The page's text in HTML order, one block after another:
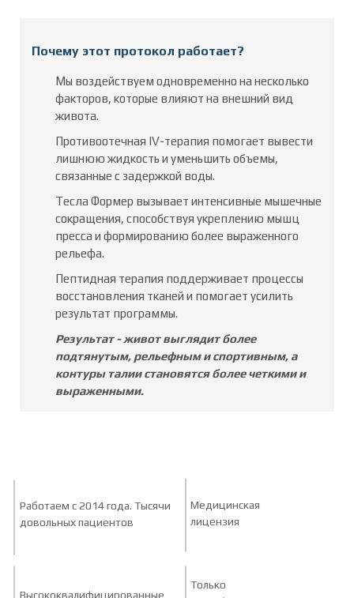
Почему этот протокол работает?
Мы воздействуем одновременно на несколько
факторов, которые влияют на внешний вид
живота.
Противоотечная IV-терапия помогает вывести
лишнюю жидкость и уменьшить объемы,
связанные с задержкой воды.
Тесла Формер вызывает интенсивные мышечные
сокращения, способствуя укреплению мышц
пресса и формированию более выраженного
рельефа.
Пептидная терапия поддерживает процессы
восстановления тканей и помогает усилить
результат программы.
Результат - живот выглядит более
подтянутым, рельефным и спортивным, а
контуры талии становятся более четкими и
выраженными.
Только
Высококвалифицированные
Медицинская
лицензия
Работаем с 2014 года. Тысячи
довольных пациентов